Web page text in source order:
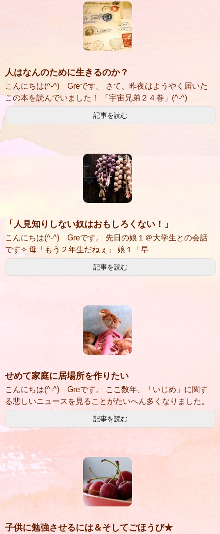
人はなんのために生きるのか？
こんにちは(^-^) Greです。 さて、昨夜はようやく届いた
この本を読んでいました！ 「宇宙兄弟２４巻」(^-^)
記事を読む
「人見知りしない奴はおもしろくない！」
こんにちは(^-^) Greです。 先日の娘１＠大学生との会話
です✧ 母「もう２年生だねぇ」 娘１「早
記事を読む
せめて家庭に居場所を作りたい
こんにちは(^-^) Greです。 ここ数年、「いじめ」に関す
る悲しいニュースを見ることがたいへん多くなりました。
記事を読む
子供に勉強させるには＆そしてごほうび★